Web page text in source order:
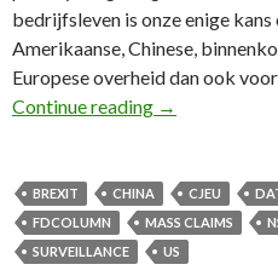
bedrijfsleven is onze enige
Amerikaanse, Chinese,
Europese overheid dan ook
Continue reading 79e FD
→
BREXIT CHINA CJEU
FDCOLUMN
MASS CLAIMS
SURVEILLANCE
US